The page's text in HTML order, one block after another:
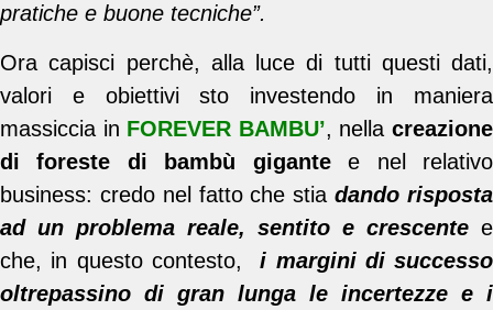
pratiche e buone tecniche”.
Ora capisci perchè, alla luce di tutti questi dati,
valori e obiettivi sto investendo in maniera
massiccia in FOREVER BAMBU’, nellacreazione
di foreste di bambù gigantee nel relativo
business: credo nel fatto che stiadando risposta
ad un problema reale, sentito e crescente e
che, in questo contesto,i margini di successo
oltrepassino di gran lunga le incertezze e i